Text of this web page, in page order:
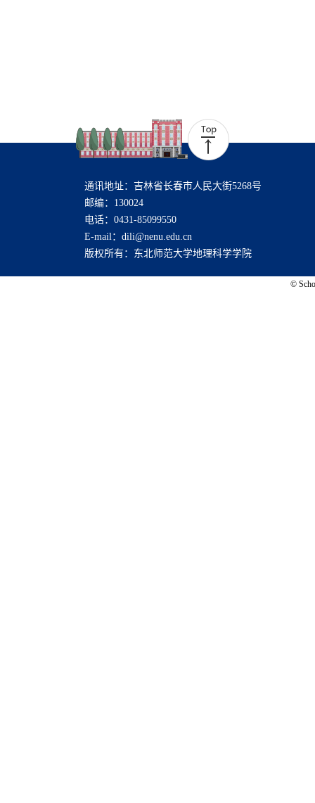
通讯地址：吉林省长春市人民大街5268号
邮编：130024
电话：0431-85099550
E-mail：dili@nenu.edu.cn
版权所有：东北师范大学地理科学学院
©